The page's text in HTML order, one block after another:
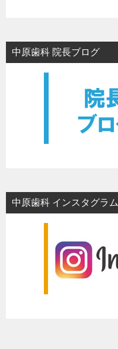
中原歯科 院長ブログ
中原歯科 インスタグラム